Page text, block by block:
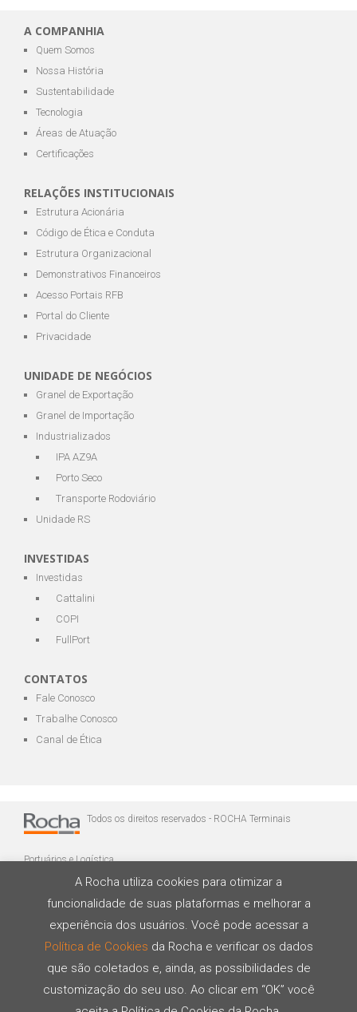
A COMPANHIA
Quem Somos
Nossa História
Sustentabilidade
Tecnologia
Áreas de Atuação
Certificações
RELAÇÕES INSTITUCIONAIS
Estrutura Acionária
Código de Ética e Conduta
Estrutura Organizacional
Demonstrativos Financeiros
Acesso Portais RFB
Portal do Cliente
Privacidade
UNIDADE DE NEGÓCIOS
Granel de Exportação
Granel de Importação
Industrializados
IPA AZ9A
Porto Seco
Transporte Rodoviário
Unidade RS
INVESTIDAS
Investidas
Cattalini
COPI
FullPort
CONTATOS
Fale Conosco
Trabalhe Conosco
Canal de Ética
Todos os direitos reservados - ROCHA Terminais
Portuários e Logística
Desenvolvido por
A Rocha utiliza cookies para otimizar a
funcionalidade de suas plataformas e melhorar a
experiência dos usuários. Você pode acessar a
Política de Cookies da Rocha e verificar os dados
que são coletados e, ainda, as possibilidades de
customização do seu uso. Ao clicar em “OK” você